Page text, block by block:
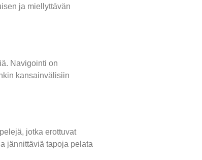
ja miellyttävän
Navigointi on
kansainvälisiin
jotka erottuvat
jännittäviä tapoja pelata